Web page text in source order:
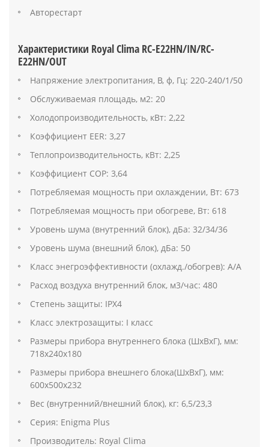
Авторестарт
Характеристики Royal Clima RC-E22HN/IN/RC-
E22HN/OUT
Напряжение электропитания, В, ф, Гц: 220-240/1/50
Обслуживаемая площадь, м2: 20
Холодопроизводительность, кВт: 2,22
Коэффициент EER: 3,27
Теплопроизводительность, кВт: 2,25
Коэффициент СОР: 3,64
Потребляемая мощность при охлаждении, Вт: 673
Потребляемая мощность при обогреве, Вт: 618
Уровень шума (внутренний блок), дБа: 32/34/36
Уровень шума (внешний блок), дБа: 50
Класс энегроэффективности (охлажд./обогрев): А/А
Расход воздуха внутренний блок, м3/час: 480
Степень защиты: IPX4
Класс электрозащиты: I класс
Размеры прибора внутреннего блока (ШхВхГ), мм:
718х240х180
Размеры прибора внешнего блока(ШхВхГ), мм:
600х500х232
Вес (внутренний/внешний блок), кг: 6,5/23,3
Серия: Enigma Plus
Производитель: Royal Clima